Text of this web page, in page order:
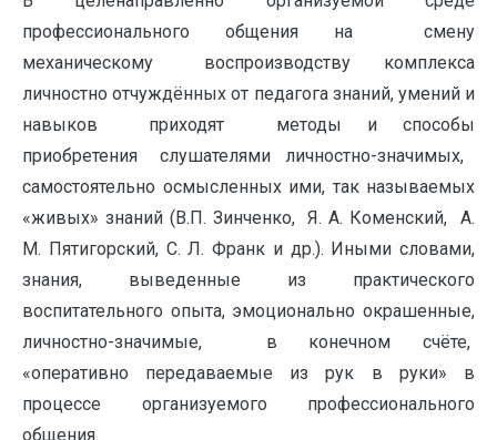
профессионального общения на смену
механическому воспроизводству комплекса
личностно отчуждённых от педагога знаний, умений и
навыков приходят методы и способы
приобретения слушателями личностно-значимых,
самостоятельно осмысленных ими, так называемых
«живых» знаний (В.П. Зинченко, Я. А. Коменский, А.
М. Пятигорский, С. Л. Франк и др.). Иными словами,
знания, выведенные из практического
воспитательного опыта, эмоционально окрашенные,
личностно-значимые, в конечном счёте,
«оперативно передаваемые из рук в руки» в
процессе организуемого профессионального
общения.